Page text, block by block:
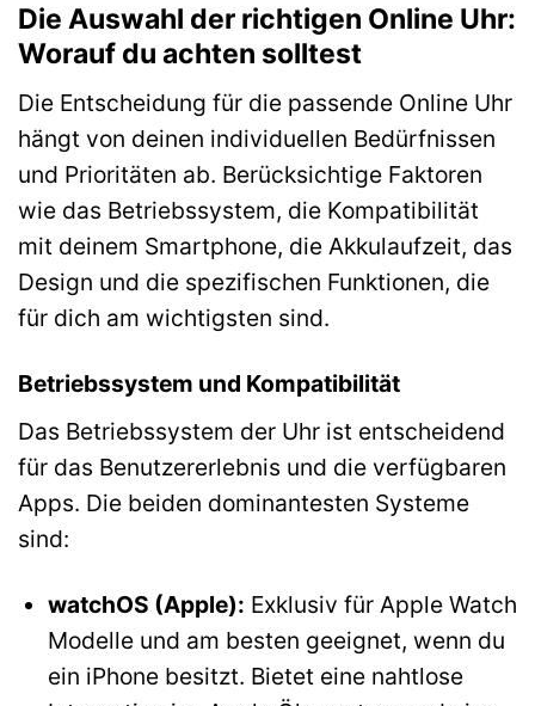
Die Auswahl der richtigen Online Uhr:
Worauf du achten solltest
Die Entscheidung für die passende Online Uhr
hängt von deinen individuellen Bedürfnissen
und Prioritäten ab. Berücksichtige Faktoren
wie das Betriebssystem, die Kompatibilität
mit deinem Smartphone, die Akkulaufzeit, das
Design und die spezifischen Funktionen, die
für dich am wichtigsten sind.
Betriebssystem und Kompatibilität
Das Betriebssystem der Uhr ist entscheidend
für das Benutzererlebnis und die verfügbaren
Apps. Die beiden dominantesten Systeme
sind:
watchOS (Apple): Exklusiv für Apple Watch
Modelle und am besten geeignet, wenn du
ein iPhone besitzt. Bietet eine nahtlose